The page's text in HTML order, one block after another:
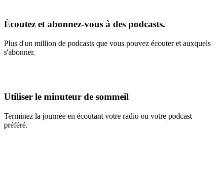
Écoutez et abonnez-vous à des podcasts.
Plus d'un million de podcasts que vous pouvez écouter et auxquels
s'abonner.
Utiliser le minuteur de sommeil
Terminez la journée en écoutant votre radio ou votre podcast
préféré.